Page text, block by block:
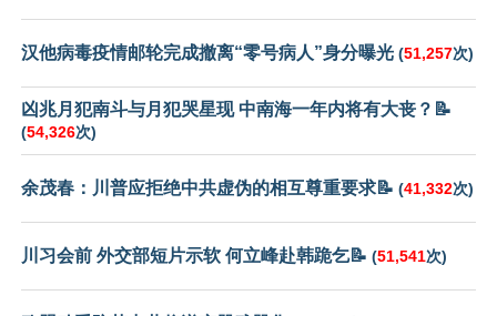
汉他病毒疫情邮轮完成撤离“零号病人”身分曝光 (51,257次)
凶兆月犯南斗与月犯哭星现 中南海一年内将有大丧？📝
(54,326次)
余茂春：川普应拒绝中共虚伪的相互尊重要求📝 (41,332次)
川习会前 外交部短片示软 何立峰赴韩跪乞📝 (51,541次)